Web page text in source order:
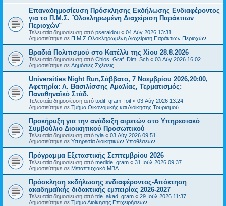
Επαναδημοσίευση Πρόσκλησης Εκδήλωσης Ενδιαφέροντος
για το Π.Μ.Σ. ¨Ολοκληρωμένη Διαχείριση Παράκτιων
Περιοχών¨
Τελευταία δημοσίευση από pseraidou « 04 Αύγ 2026 13:31
Δημοσιεύτηκε σε Π.Μ.Σ Ολοκληρωμένη Διαχείριση Παράκτιων Περιοχών
Βραδιά Πολιτισμού στο Κατέλλι της Χίου 28.8.2026
Τελευταία δημοσίευση από Chios_Graf_Dim_Sch « 03 Αύγ 2026 16:02
Δημοσιεύτηκε σε Δημόσιες Σχέσεις
Universities Night Run,Σάββατο, 7 Νοεμβρίου 2026,20:00,
Αφετηρία: Λ. Βασιλίσσης Αμαλίας, Τερματισμός:
Παναθηναϊκό Στάδ.
Τελευταία δημοσίευση από todit_gram_foit « 03 Αύγ 2026 13:24
Δημοσιεύτηκε σε Τμήμα Οικονομικής και Διοίκησης Τουρισμού
Προκήρυξη για την ανάδειξη αιρετών στο Υπηρεσιακό
Συμβούλιο Διοικητικού Προσωπικού
Τελευταία δημοσίευση από tyia « 03 Αύγ 2026 09:51
Δημοσιεύτηκε σε Υπηρεσία Διοικητικών Υποθέσεων
Πρόγραμμα Εξεταστικής Σεπτεμβρίου 2026
Τελευταία δημοσίευση από medide_gram « 31 Ιούλ 2026 09:37
Δημοσιεύτηκε σε Μεταπτυχιακό MBA
Πρόσκληση εκδήλωσης ενδιαφέροντος-Απόκτηση
ακαδημαϊκής διδακτικής εμπειρίας 2026-2027
Τελευταία δημοσίευση από tde_akad_gram « 29 Ιούλ 2026 11:37
Δημοσιεύτηκε σε Τμήμα Διοίκησης Επιχειρήσεων